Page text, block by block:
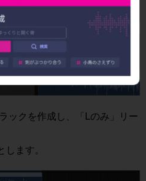
ックを作成し、「Lのみ」リー
ます。